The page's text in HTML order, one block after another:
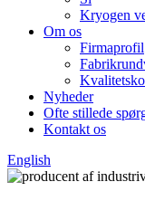
Kryogen
Om os
Firmaprofil
Nyheder
Ofte stillede
Kontakt os
English